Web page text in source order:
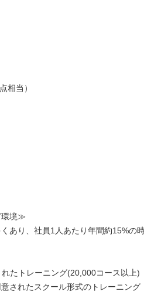
相当）
環境≫
あり、社員1人あたり年間約15%の
たトレーニング(20,000コース以上)
されたスクール形式のトレーニング